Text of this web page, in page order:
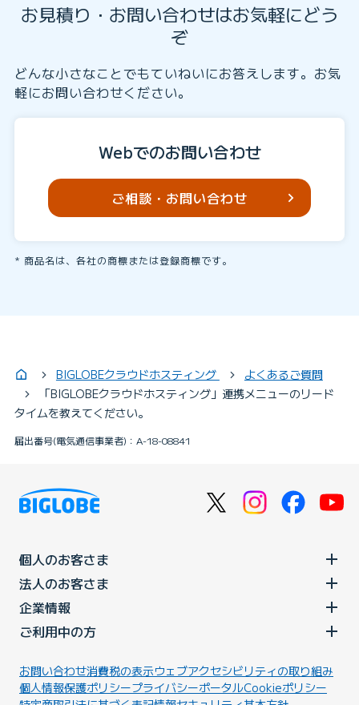
お見積り・お問い合わせはお気軽にどう
ぞ
どんな小さなことでもていねいにお答えします。お気
軽にお問い合わせください。
Webでのお問い合わせ
ご相談・お問い合わせ
商品名は、各社の商標または登録商標です。
BIGLOBEクラウドホスティング
よくあるご質問
「BIGLOBEクラウドホスティング」連携メニューのリード
タイムを教えてください。
届出番号(電気通信事業者)：A-18-08841
個人のお客さま
法人のお客さま
企業情報
ご利用中の方
お問い合わせ消費税の表示ウェブアクセシビリティの取り組み
個人情報保護ポリシープライバシーポータルCookieポリシー